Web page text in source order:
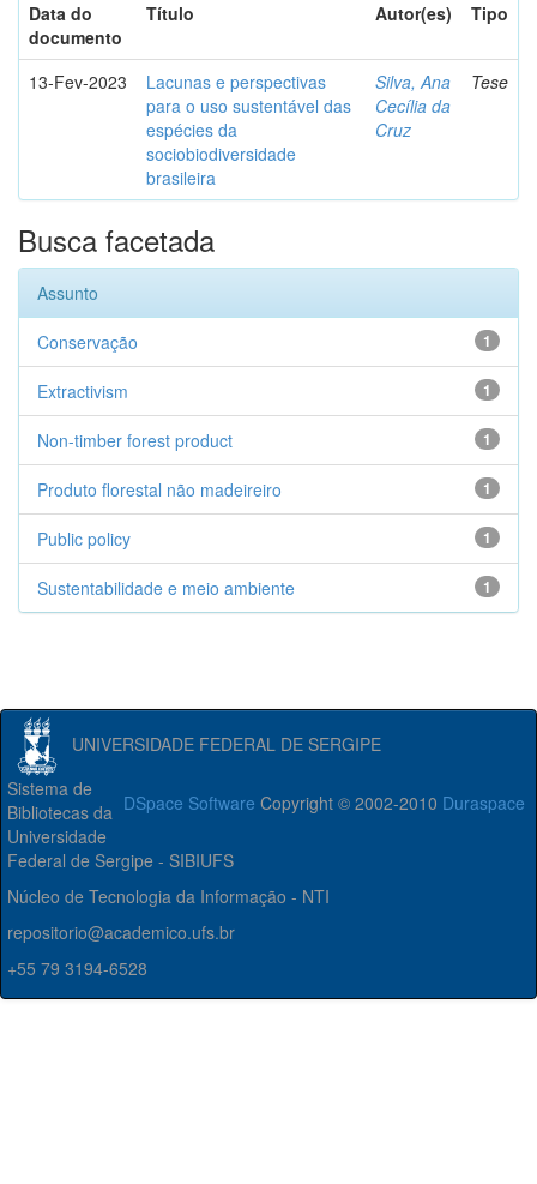
Data do
documento
Título Autor(es) Tipo
13-Fev-2023
Lacunas e perspectivas
para o uso sustentável das
espécies da
sociobiodiversidade
brasileira
Silva, Ana
Cecília da
Cruz
Tese
Busca facetada
Assunto
1
Conservação
1
Extractivism
1
Non-timber forest product
1
Produto florestal não madeireiro
1
Public policy
1
Sustentabilidade e meio ambiente
UNIVERSIDADE FEDERAL DE SERGIPE
DSpace Software Copyright © 2002-2010 Duraspace
Sistema de
Bibliotecas da
Universidade
Federal de Sergipe - SIBIUFS
Núcleo de Tecnologia da Informação - NTI
repositorio@academico.ufs.br
+55 79 3194-6528